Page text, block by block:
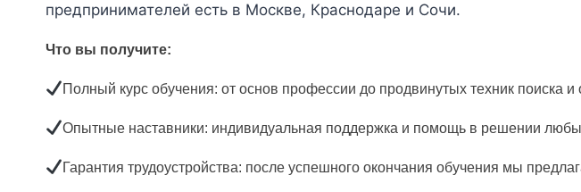
предпринимателей есть в Москве, Краснодаре и Сочи.
Что вы получите:
Полный курс обучения: от основ профессии до продвинутых техник поиска и
Опытные наставники: индивидуальная поддержка и помощь в решении
Гарантия трудоустройства: после успешного окончания обучения мы